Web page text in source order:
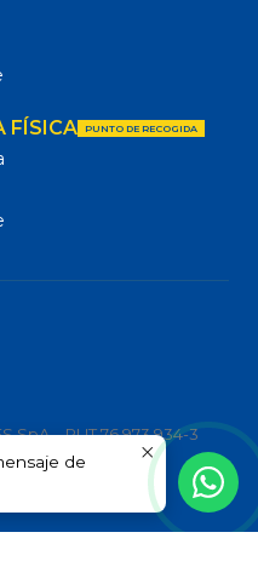
FÍSICA PUNTO DE RECOGIDA
SpA – RUT 76.973.934-3
reservados.
de